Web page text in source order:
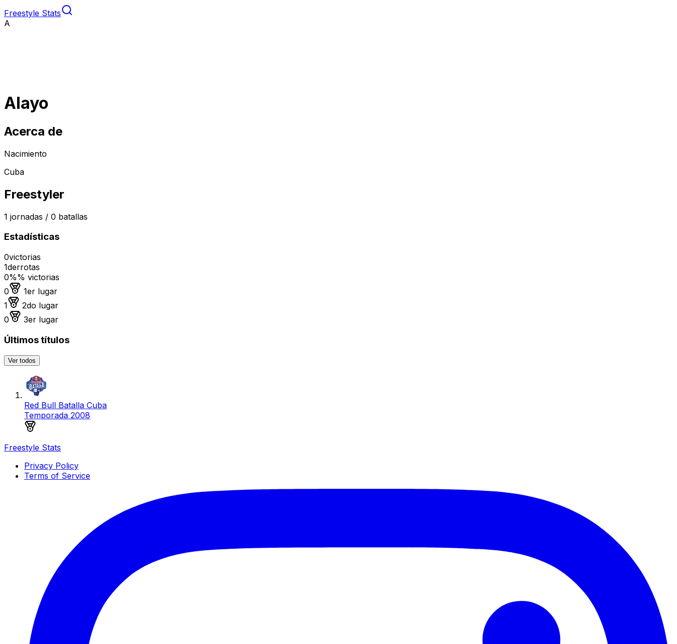
Freestyle Stats
A
Alayo
Acerca de
Nacimiento
Cuba
Freestyler
1 jornadas / 0 batallas
Estadísticas
0victorias
1derrotas
0%% victorias
0
Medalla de oro
1er lugar
1
Medalla de plata
2do lugar
0
Medalla de bronce
3er lugar
Últimos títulos
Ver todos
Red Bull Batalla Cuba
Temporada 2008
Freestyle Stats
Privacy Policy
Terms of Service